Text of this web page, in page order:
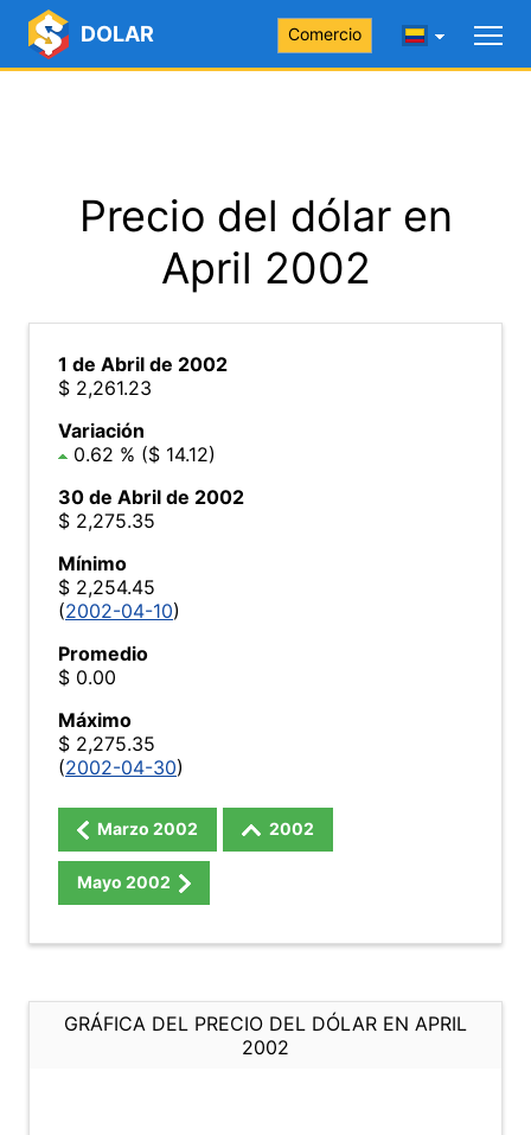
DOLAR Comercio
Precio del dólar en
April 2002
1 de Abril de 2002
$ 2,261.23
Variación
0.62 % ($ 14.12)
30 de Abril de 2002
$ 2,275.35
Mínimo
$ 2,254.45
(2002-04-10)
Promedio
$ 0.00
Máximo
$ 2,275.35
(2002-04-30)
Marzo 2002 2002
Mayo 2002
GRÁFICA DEL PRECIO DEL DÓLAR EN APRIL
2002